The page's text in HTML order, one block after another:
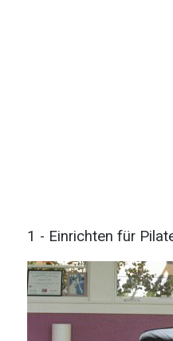
1 - Einrichten für